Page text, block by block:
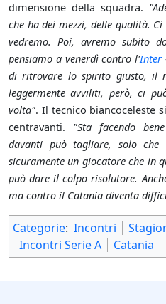
dimensione della squadra.
che ha dei mezzi, delle qualità.
vedremo. Poi, avremo subito
pensiamo a venerdì contro l'Inter
di ritrovare lo spirito giusto, il
leggermente avviliti, però, ci
volta". Il tecnico biancoceleste
centravanti. "Sta facendo
davanti può tagliare, solo
sicuramente un giocatore che in
può dare il colpo risolutore.
ma contro il Catania diventa
Categorie: Incontri
Incontri Serie A
Catania